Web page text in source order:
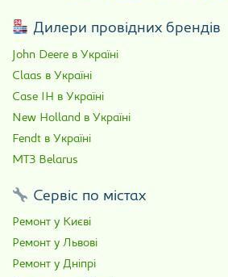
Дилери провідних брендів
John Deere в Україні
Claas в Україні
Case IH в Україні
New Holland в Україні
Fendt в Україні
МТЗ Belarus
Сервіс по містах
Ремонт у Києві
Ремонт у Львові
Ремонт у Дніпрі